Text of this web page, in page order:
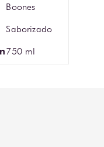
Boones
Saborizado
750 ml